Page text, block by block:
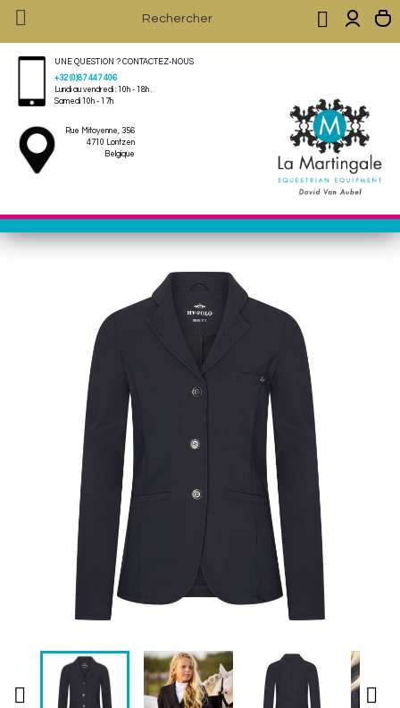
 
UNE QUESTION ? CONTACTEZ-NOUS
+32 (0)87 447 406
Lundi au vendredi : 10h - 18h .
Samedi 10h - 17h
Rue Mitoyenne, 356
4710 Lontzen
Belgique
 